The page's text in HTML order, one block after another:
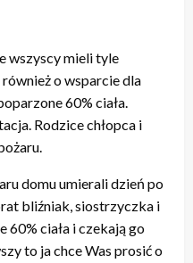
wszyscy mieli tyle
o wsparcie dla
60% ciała.
Rodzice chłopca i
domu umierali dzień po
bliźniak, siostrzyczka i
60% ciała i czekają go
to ja chce Was prosić o